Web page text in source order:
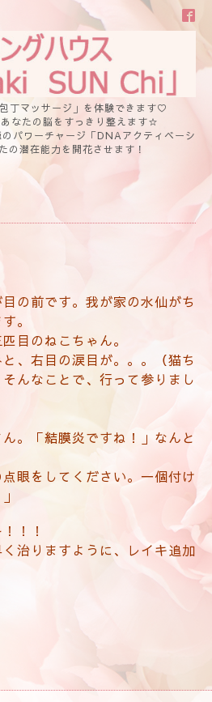
丁マッサージ」を体験できます♡
なたの脳をすっきり整えます☆
パワーチャージ「DNAアクティベーシ
の潜在能力を開花させます！
の前です。我が家の水仙がち
。
目のねこちゃん。
、右目の涙目が。。。（猫ち
んなことで、行って参りまし
。「結膜炎ですね！」なんと
点眼をしてください。一個付け
！！！
治りますように、レイキ追加